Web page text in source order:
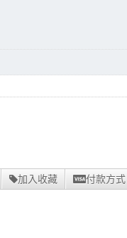
加入收藏 付款方式